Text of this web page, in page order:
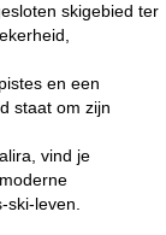
skigebied ter
en een
staat om zijn
vind je
ski-leven.